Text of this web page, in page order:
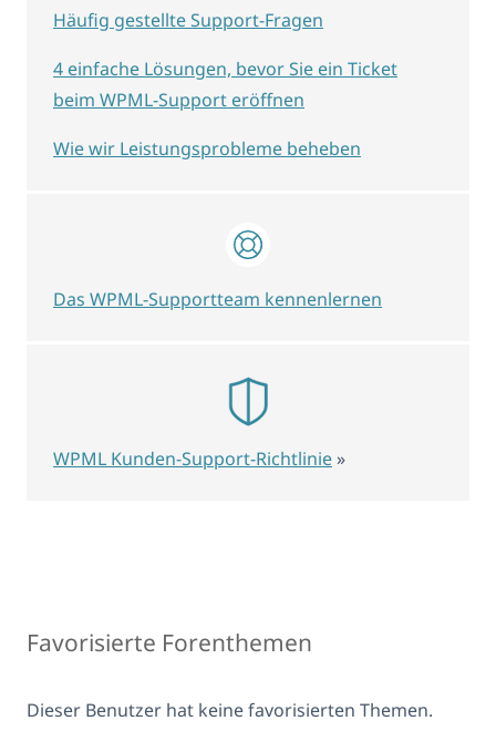
Favorisierte Forenthemen
Dieser Benutzer hat keine favorisierten Themen.
Häufig gestellte Support-Fragen
4 einfache Lösungen, bevor Sie ein Ticket
beim WPML-Support eröffnen
Wie wir Leistungsprobleme beheben
Das WPML-Supportteam kennenlernen
WPML Kunden-Support-Richtlinie »